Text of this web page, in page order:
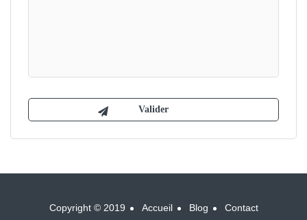
Copyright © 2019 Accueil Blog Contact